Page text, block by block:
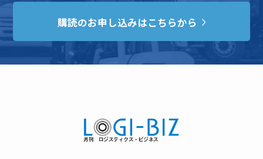
購読のお申し込みはこちらから